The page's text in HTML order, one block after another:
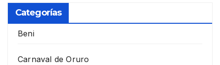
Categorías
Beni
Carnaval de Oruro